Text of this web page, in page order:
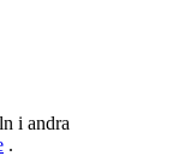
i andra
.